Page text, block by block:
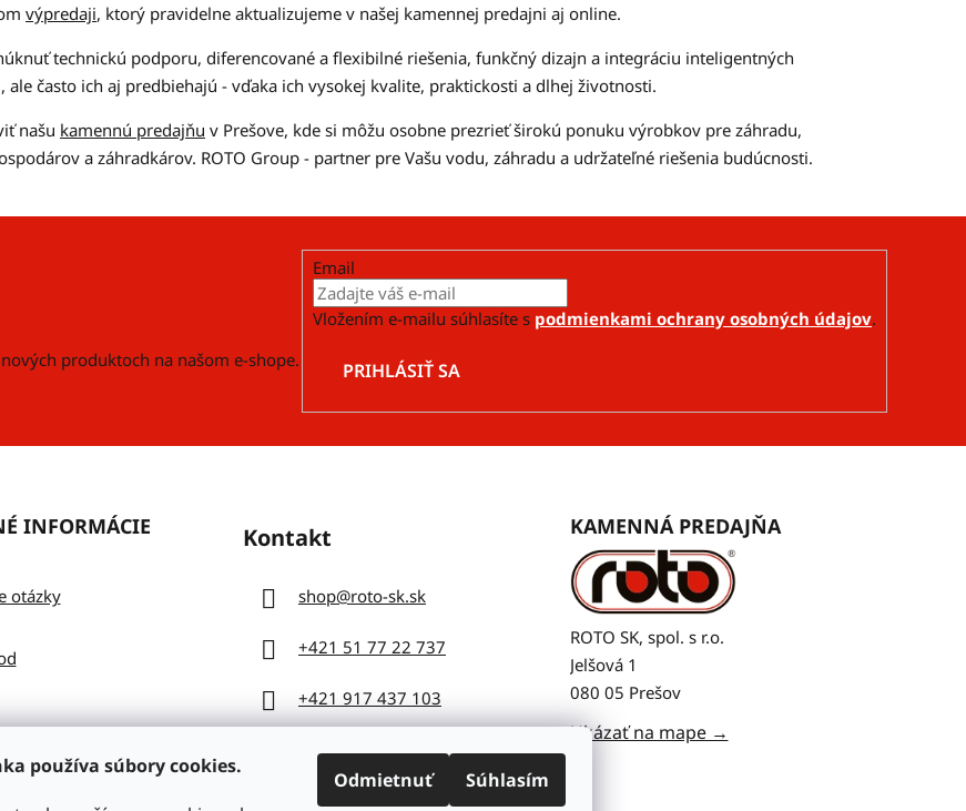
používa súbory cookies.
Odmietnuť Súhlasím
výpredaji, ktorý pravidelne aktualizujeme v našej kamennej predajni aj online.
technickú podporu, diferencované a flexibilné riešenia, funkčný dizajn a integráciu inteligentných
často ich aj predbiehajú - vďaka ich vysokej kvalite, praktickosti a dlhej životnosti.
našu kamennú predajňu v Prešove, kde si môžu osobne prezrieť širokú ponuku výrobkov pre záhradu,
a záhradkárov. ROTO Group - partner pre Vašu vodu, záhradu a udržateľné riešenia budúcnosti.
produktoch na našom e-shope.
Email
Vložením e-mailu súhlasíte s podmienkami ochrany osobných údajov.
PRIHLÁSIŤ SA
INFORMÁCIE
otázky
Kontakt
shop@roto-sk.sk
+421 51 77 22 737
+421 917 437 103
KAMENNÁ PREDAJŇA
ROTO SK, spol. s r.o.
Jelšová 1
080 05 Prešov
Ukázať na mape →